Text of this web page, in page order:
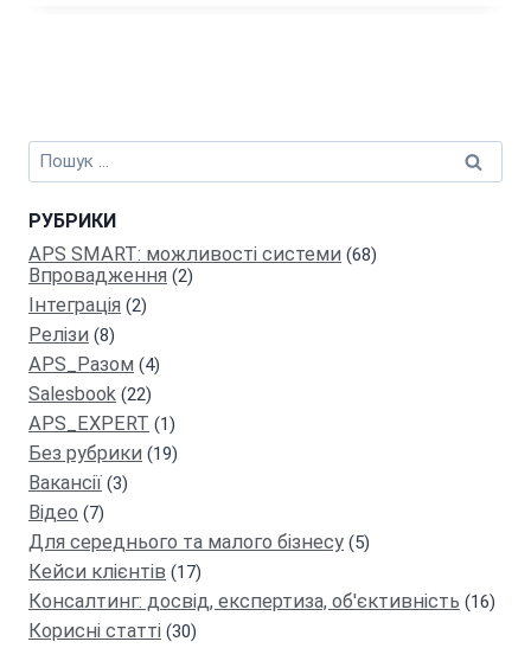
Пошук:
РУБРИКИ
APS SMART: можливості системи (68)
Впровадження (2)
Інтеграція (2)
Релiзи (8)
APS_Разом (4)
Salesbook (22)
АPS_EXPERT (1)
Без рубрики (19)
Вакансії (3)
Відео (7)
Для середнього та малого бізнесу (5)
Кейси клієнтів (17)
Консалтинг: досвід, експертиза, об'єктивність (16)
Кориснi статтi (30)